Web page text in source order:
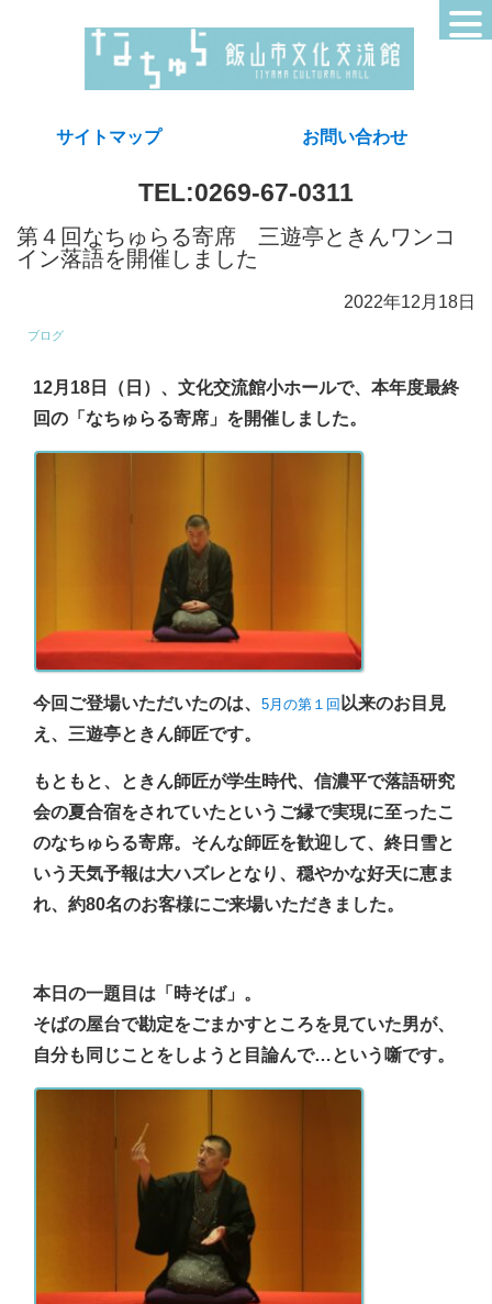
サイトマップ お問い合わせ
TEL:0269-67-0311
第４回なちゅらる寄席 三遊亭ときんワンコ
イン落語を開催しました
2022年12月18日
ブログ
12月18日（日）、文化交流館小ホールで、本年度最終
回の「なちゅらる寄席」を開催しました。
今回ご登場いただいたのは、 5月の第１回 以来のお目見
え、三遊亭ときん師匠です。
もともと、ときん師匠が学生時代、信濃平で落語研究
会の夏合宿をされていたというご縁で実現に至ったこ
のなちゅらる寄席。そんな師匠を歓迎して、終日雪と
いう天気予報は大ハズレとなり、穏やかな好天に恵ま
れ、約80名のお客様にご来場いただきました。
本日の一題目は「時そば」。
そばの屋台で勘定をごまかすところを見ていた男が、
自分も同じことをしようと目論んで…という噺です。